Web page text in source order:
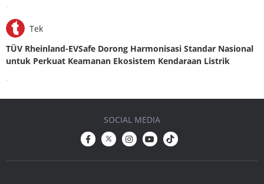
.
Tek
TÜV Rheinland-EVSafe Dorong Harmonisasi Standar Nasional
untuk Perkuat Keamanan Ekosistem Kendaraan Listrik
.
SOCIAL MEDIA